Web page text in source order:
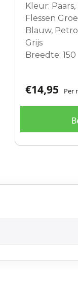
Kleur:
Flessen
Blauw,
Grijs
Breedte: 150
€14,95 Per